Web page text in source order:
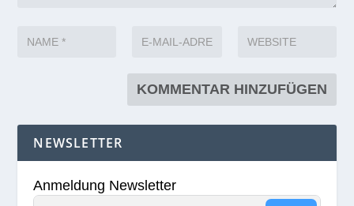
NEWSLETTER
Anmeldung Newsletter